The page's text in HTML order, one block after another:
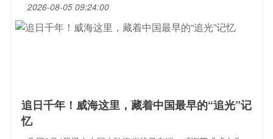
2026-08-05 09:24:00
追日千年！威海这里，藏着中国最早的“追光”记
忆